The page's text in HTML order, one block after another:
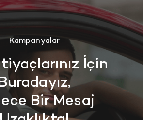
Kampanyalar
İçin
Bir Mesaj